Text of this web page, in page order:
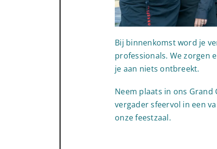
Bij binnenkomst word je
professionals. We zorgen
je aan niets ontbreekt.
Neem plaats in ons Grand
vergader sfeervol in een
onze feestzaal.